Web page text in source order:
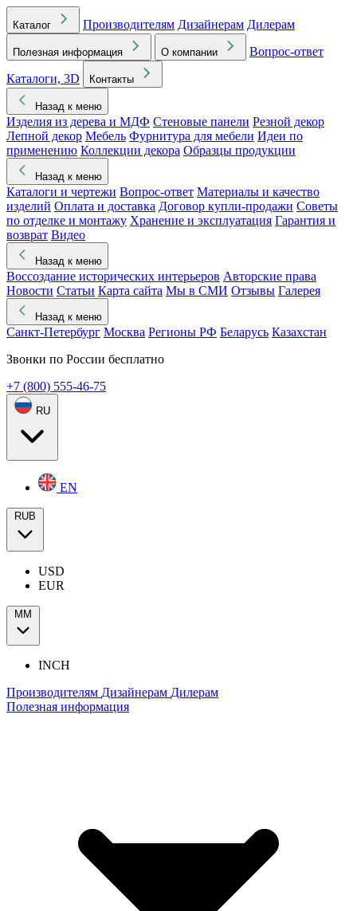
Каталог Производителям Дизайнерам Дилерам
Полезная информация О компании
Вопрос-ответ
Каталоги, 3D
Контакты
Назад к меню
Изделия из дерева и МДФ Стеновые панели Резной декор
Лепной декор Мебель Фурнитура для мебели Идеи по
применению Коллекции декора Образцы продукции
Назад к меню
Каталоги и чертежи Вопрос-ответ Материалы и качество
изделий Оплата и доставка Договор купли-продажи Советы
по отделке и монтажу Хранение и эксплуатация Гарантия и
возврат Видео
Назад к меню
Воссоздание исторических интерьеров Авторские права
Новости Статьи Карта сайта Мы в СМИ Отзывы Галерея
Назад к меню
Санкт-Петербург Москва Регионы РФ Беларусь Казахстан
Звонки по России бесплатно
+7 (800) 555-46-75
RU
EN
RUB
USD
EUR
ММ
INCH
Производителям Дизайнерам Дилерам
Полезная информация